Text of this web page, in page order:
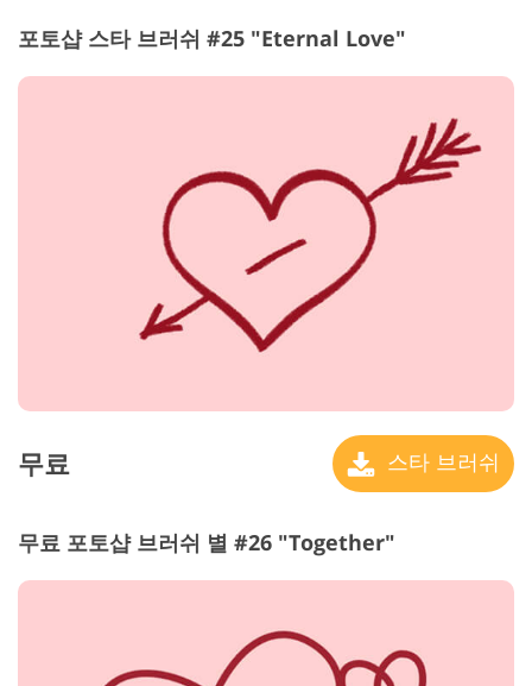
포토샵 스타 브러쉬 #25 "Eternal Love"
무료 스타 브러쉬
무료 포토샵 브러쉬 별 #26 "Together"